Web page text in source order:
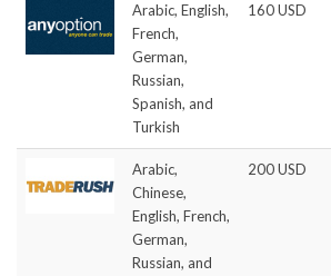
Arabic, English,
French,
German,
Russian,
Spanish, and
Turkish
160 USD
Arabic,
Chinese,
English, French,
German,
Russian, and
200 USD